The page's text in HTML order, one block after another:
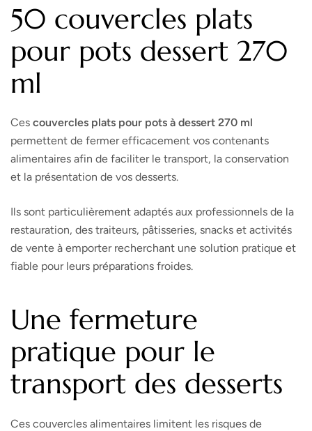
50 couvercles plats
pour pots dessert 270
ml
Ces couvercles plats pour pots à dessert 270 ml
permettent de fermer efficacement vos contenants
alimentaires afin de faciliter le transport, la conservation
et la présentation de vos desserts.
Ils sont particulièrement adaptés aux professionnels de la
restauration, des traiteurs, pâtisseries, snacks et activités
de vente à emporter recherchant une solution pratique et
fiable pour leurs préparations froides.
Une fermeture
pratique pour le
transport des desserts
Ces couvercles alimentaires limitent les risques de